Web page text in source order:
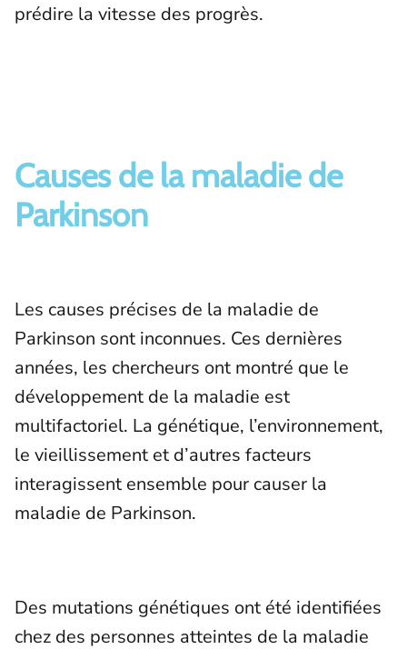
prédire la vitesse des progrès.
Causes de la maladie de
Parkinson
Les causes précises de la maladie de
Parkinson sont inconnues. Ces dernières
années, les chercheurs ont montré que le
développement de la maladie est
multifactoriel. La génétique, l’environnement,
le vieillissement et d’autres facteurs
interagissent ensemble pour causer la
maladie de Parkinson.
Des mutations génétiques ont été identifiées
chez des personnes atteintes de la maladie